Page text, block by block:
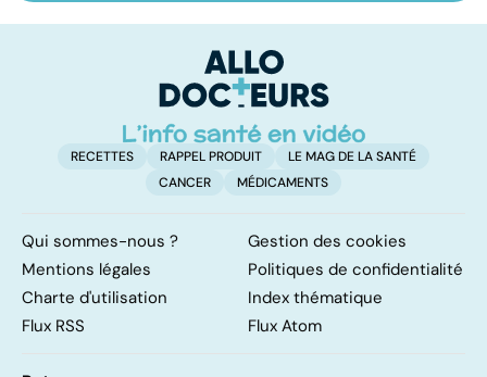
crises de
Huntington : une
neurologique
incurable
RECETTES RAPPEL PRODUIT
LE MAG DE LA SANTÉ
CANCER
MÉDICAMENTS
Qui sommes-nous ?
Gestion des cookies
Mentions légales
Politiques de confidentialité
Charte d'utilisation
Index thématique
Flux RSS
Flux Atom